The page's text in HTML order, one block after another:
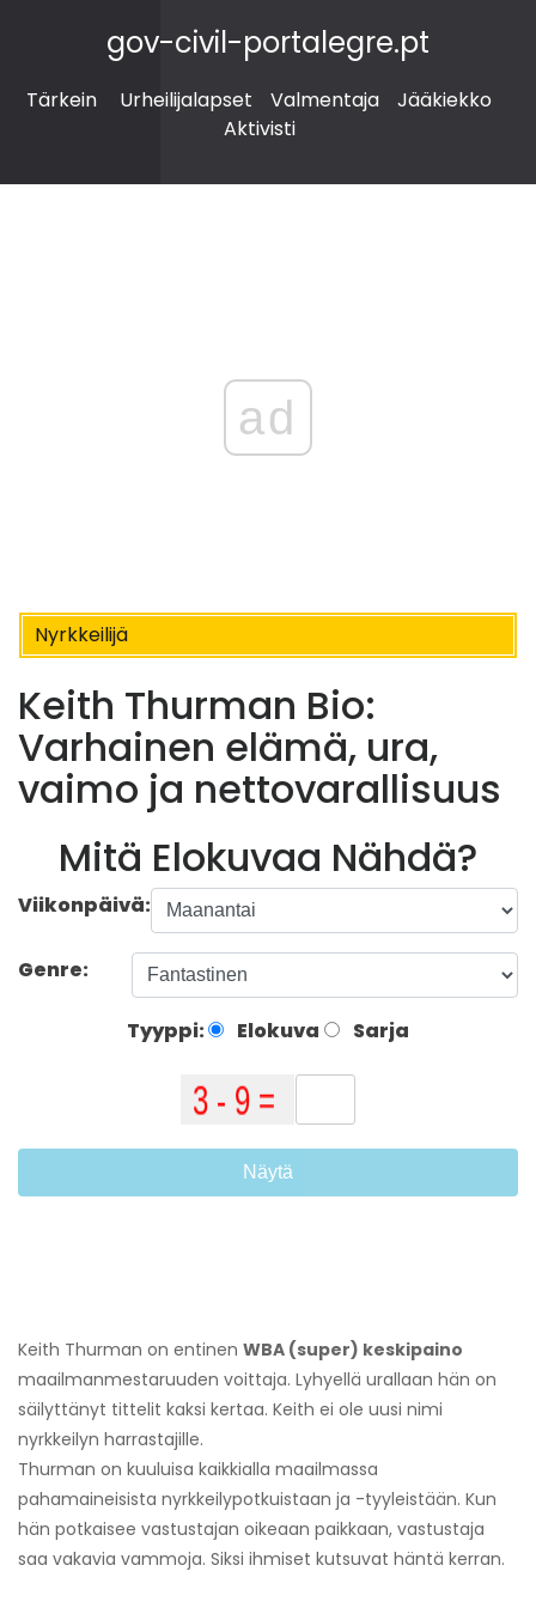
gov-civil-portalegre.pt
Tärkein Urheilijalapset Valmentaja
Jääkiekko
Aktivisti
ad
Nyrkkeilijä
Keith Thurman Bio:
Varhainen elämä, ura,
vaimo ja nettovarallisuus
Mitä Elokuvaa Nähdä?
Viikonpäivä:
Genre:
Tyyppi: Elokuva Sarja
Näytä
Keith Thurman on entinen WBA (super) keskipaino
maailmanmestaruuden voittaja. Lyhyellä urallaan hän on
säilyttänyt tittelit kaksi kertaa. Keith ei ole uusi nimi
nyrkkeilyn harrastajille.
Thurman on kuuluisa kaikkialla maailmassa
pahamaineisista nyrkkeilypotkuistaan ​​ja -tyyleistään. Kun
hän potkaisee vastustajan oikeaan paikkaan, vastustaja
saa vakavia vammoja. Siksi ihmiset kutsuvat häntä kerran.